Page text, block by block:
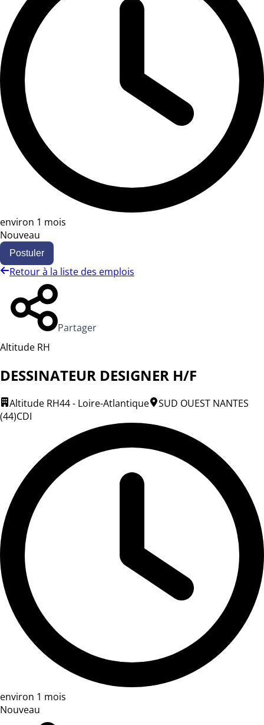
environ 1 mois
Nouveau
Postuler
Retour à la liste des emplois
Partager
Altitude RH
DESSINATEUR DESIGNER H/F
Altitude RH44 - Loire-Atlantique
SUD OUEST NANTES
(44)CDI
environ 1 mois
Nouveau